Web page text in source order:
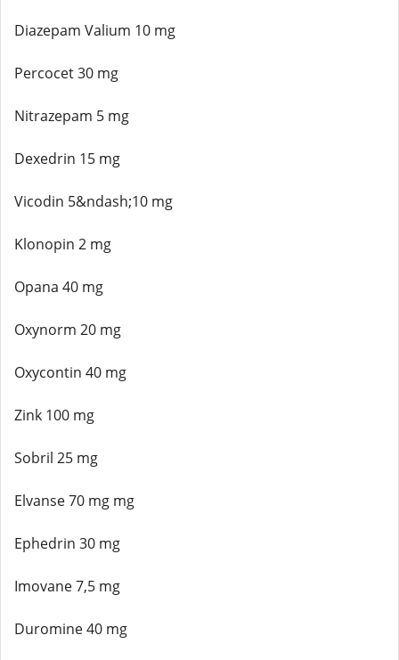
Diazepam Valium 10 mg
Percocet 30 mg
Nitrazepam 5 mg
Dexedrin 15 mg
Vicodin 5&ndash;10 mg
Klonopin 2 mg
Opana 40 mg
Oxynorm 20 mg
Oxycontin 40 mg
Zink 100 mg
Sobril 25 mg
Elvanse 70 mg mg
Ephedrin 30 mg
Imovane 7,5 mg
Duromine 40 mg